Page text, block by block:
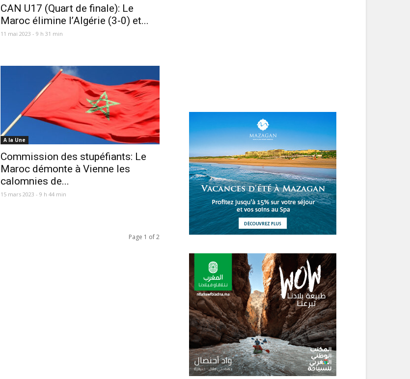
CAN U17 (Quart de finale): Le
Maroc élimine l’Algérie (3-0) et...
11 mai 2023 - 9 h 31 min
A la Une
Commission des stupéfiants: Le
Maroc démonte à Vienne les
calomnies de...
15 mars 2023 - 9 h 44 min
Page 1 of 2